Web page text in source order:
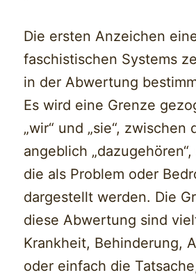
Die ersten Anzeichen
faschistischen Systems
in der Abwertung
Es wird eine Grenze
„wir“ und „sie“, zwischen
angeblich
die als Problem oder
dargestellt werden. Die
diese Abwertung sind
Krankheit, Behinderung,
oder einfach die